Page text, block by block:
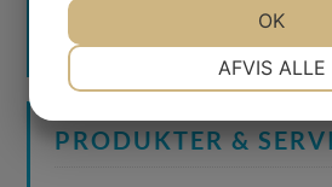
PRODUKTER &
MARKETING
AFVIS ALLE
OK